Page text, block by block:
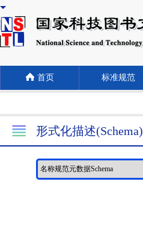
首页 标准规范
形式化描述(Schema)